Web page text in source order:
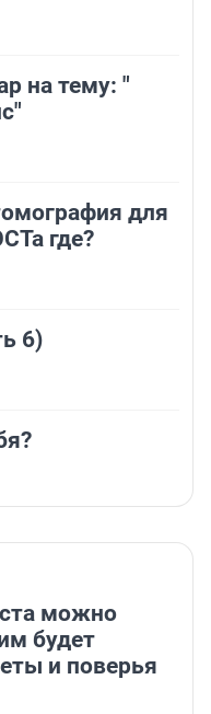
на тему: "
для
где?
6)
можно
будет
и поверья